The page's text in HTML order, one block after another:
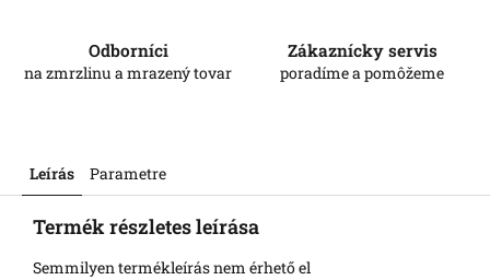
Odborníci
na zmrzlinu a mrazený tovar
Zákaznícky servis
poradíme a pomôžeme
Leírás Parametre
Termék részletes leírása
Semmilyen termékleírás nem érhető el